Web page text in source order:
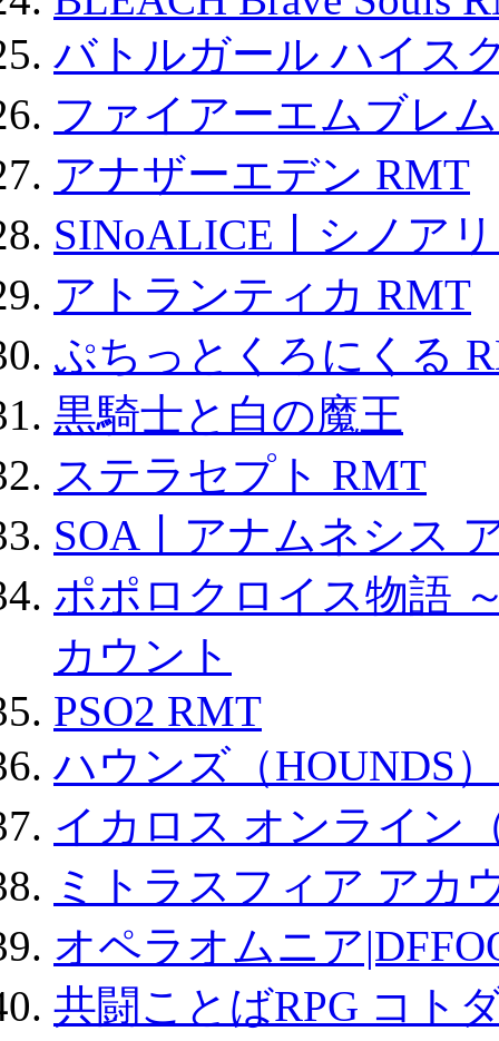
バトルガール ハイス
ファイアーエムブレ
アナザーエデン RMT
SINoALICE丨シノア
アトランティカ RMT
ぷちっとくろにくる
黒騎士と白の魔王
ステラセプト RMT
SOA丨アナムネシス
ポポロクロイス物語
カウント
PSO2 RMT
ハウンズ（HOUNDS
イカロス オンライン
ミトラスフィア アカ
オペラオムニア
共闘ことばRPG コト